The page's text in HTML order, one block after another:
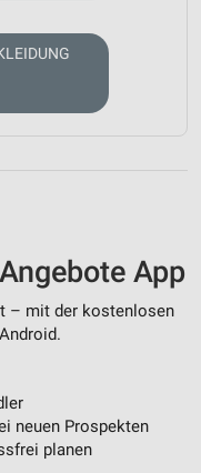
App
– mit der kostenlosen
neuen Prospekten
planen